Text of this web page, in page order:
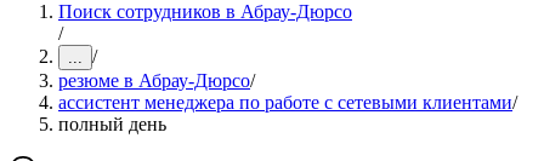
Поиск сотрудников в Абрау-Дюрсо
/
... /
резюме в Абрау-Дюрсо/
ассистент менеджера по работе с сетевыми клиентами/
полный день